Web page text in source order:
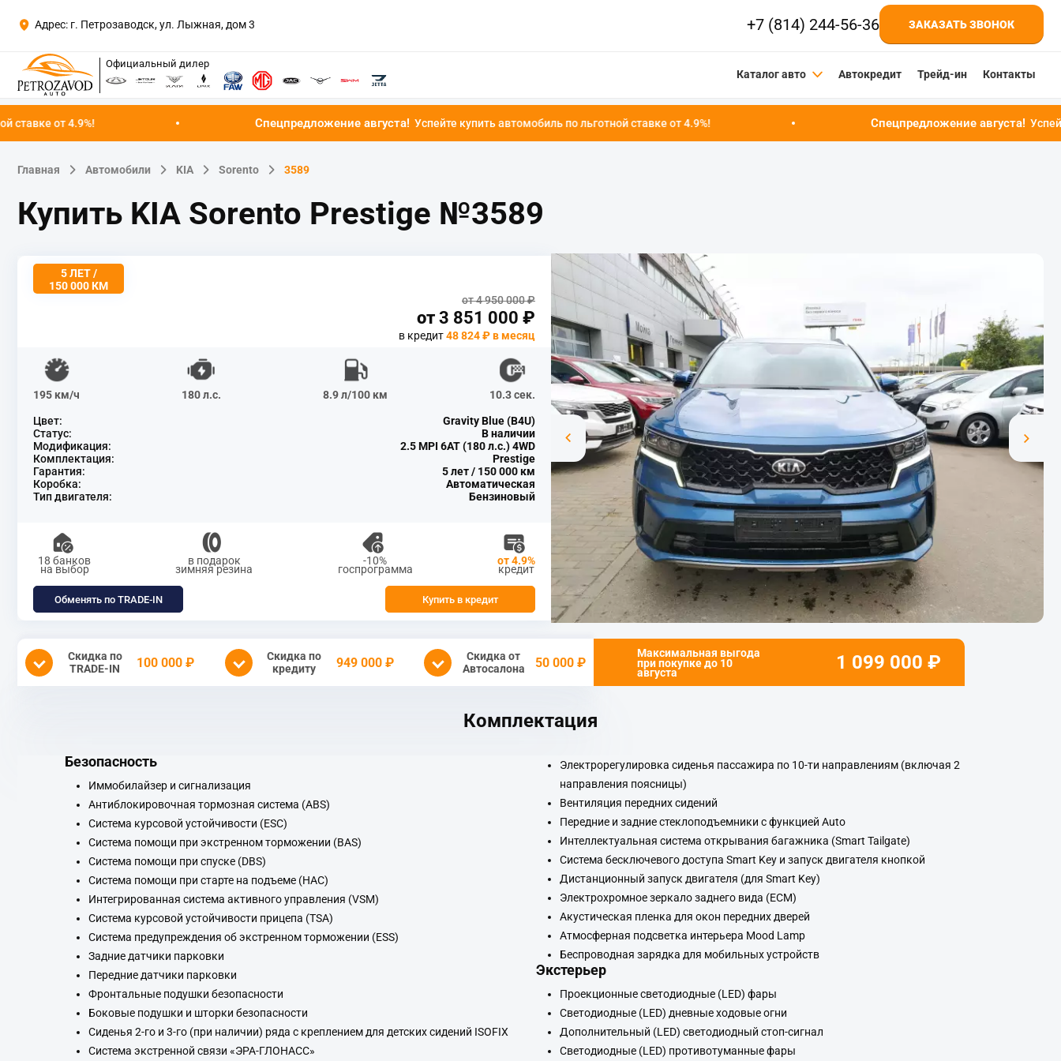
Адрес: г. Петрозаводск, ул. Лыжная, дом 3 +7 (814) 244-56-36 ЗАКАЗАТЬ ЗВОНОК
Официальный дилер
Каталог авто Автокредит Трейд-ин Контакты
Спецпредложение августа!Успейте купить автомобиль по льготной ставке от 4.9%! Спецпредложение августа!Успейте купить
Главная Автомобили KIA Sorento 3589
Купить KIA Sorento Prestige №3589
5 ЛЕТ /
150 000 КМ
от 4 950 000 ₽
от 3 851 000 ₽
в кредит48 824 ₽ в месяц
195 км/ч 180 л.с. 8.9 л/100 км 10.3 сек.
Цвет:
Gravity Blue (B4U)
Статус:
В наличии
Модификация:
2.5 MPI 6AT (180 л.с.) 4WD
Комплектация:
Prestige
Гарантия:
5 лет / 150 000 км
Коробка:
Автоматическая
Тип двигателя:
Бензиновый
18 банков
на выбор
в подарок
зимняя резина
-10%
госпрограмма
от 4.9%
кредит
Обменять по TRADE-IN Купить в кредит
Скидка по
TRADE-IN
100 000 ₽
Скидка по
кредиту
949 000 ₽
Скидка от
Автосалона
50 000 ₽
Максимальная выгода
при покупке до 10
августа 1 099 000 ₽
Комплектация
Безопасность
Иммобилайзер и сигнализация
Антиблокировочная тормозная система (ABS)
Система курсовой устойчивости (ESC)
Система помощи при экстренном торможении (BAS)
Система помощи при спуске (DBS)
Система помощи при старте на подъеме (HAC)
Интегрированная система активного управления (VSM)
Система курсовой устойчивости прицепа (TSA)
Система предупреждения об экстренном торможении (ESS)
Задние датчики парковки
Передние датчики парковки
Фронтальные подушки безопасности
Боковые подушки и шторки безопасности
Сиденья 2-го и 3-го (при наличии) ряда с креплением для детских сидений ISOFIX
Система экстренной связи «ЭРА-ГЛОНАСС»
Электрорегулировка сиденья пассажира по 10-ти направлениям (включая 2
направления поясницы)
Вентиляция передних сидений
Передние и задние стеклоподъемники с функцией Auto
Интеллектуальная система открывания багажника (Smart Tailgate)
Система бесключевого доступа Smart Key и запуск двигателя кнопкой
Дистанционный запуск двигателя (для Smart Key)
Электрохромное зеркало заднего вида (ECM)
Акустическая пленка для окон передних дверей
Атмосферная подсветка интерьера Mood Lamp
Беспроводная зарядка для мобильных устройств
Экстерьер
Проекционные светодиодные (LED) фары
Светодиодные (LED) дневные ходовые огни
Дополнительный (LED) светодиодный стоп-сигнал
Светодиодные (LED) противотуманные фары